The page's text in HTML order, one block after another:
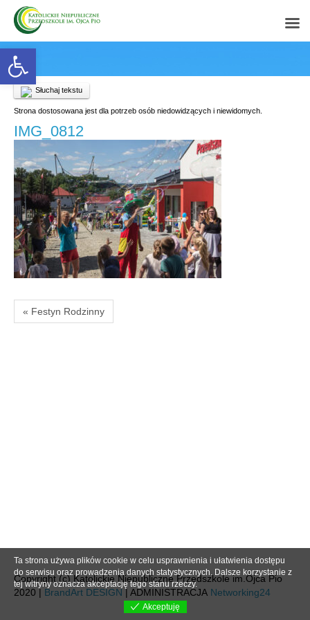
Open toolbar
Słuchaj tekstu
Strona dostosowana jest dla potrzeb osób niedowidzących i niewidomych.
IMG_0812
« Festyn Rodzinny
Copyright (c) Katolickie Niepubliczne Przedszkole im.Ojca Pio
2020 | BrandArt DESIGN | ADMINISTRACJA Networking24
Ta strona używa plików cookie w celu usprawnienia i ułatwienia dostępu
do serwisu oraz prowadzenia danych statystycznych. Dalsze korzystanie z
tej witryny oznacza akceptację tego stanu rzeczy.
Akceptuję